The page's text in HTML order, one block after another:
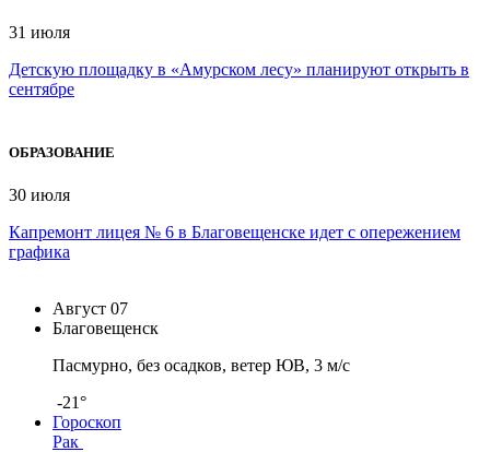
31 июля
Детскую площадку в «Амурском лесу» планируют открыть в
сентябре
ОБРАЗОВАНИЕ
30 июля
Капремонт лицея № 6 в Благовещенске идет с опережением
графика
Август 07
Благовещенск
Пасмурно, без осадков, ветер ЮВ, 3 м/с
-21°
Гороскоп
Рак